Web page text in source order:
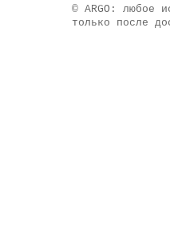
© ARGO: любое
только после